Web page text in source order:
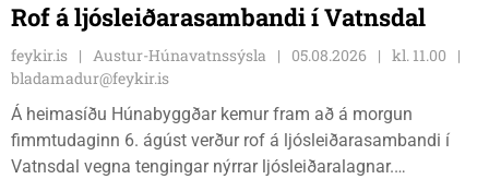
Rof á ljósleiðarasambandi í Vatnsdal
feykir.is Austur-Húnavatnssýsla 05.08.2026
kl. 11.00
bladamadur@feykir.is
Á heimasíðu Húnabyggðar kemur fram að á morgun
fimmtudaginn 6. ágúst verður rof á ljósleiðarasambandi í
Vatnsdal vegna tengingar nýrrar ljósleiðaralagnar.